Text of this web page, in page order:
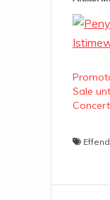
Sale
Concert